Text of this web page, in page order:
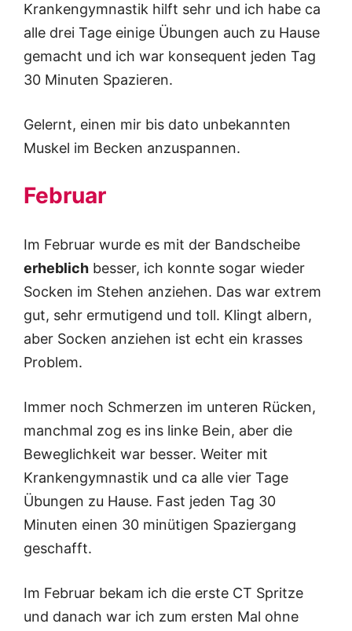
Krankengymnastik hilft sehr und ich habe ca
alle drei Tage einige Übungen auch zu Hause
gemacht und ich war konsequent jeden Tag
30 Minuten Spazieren.
Gelernt, einen mir bis dato unbekannten
Muskel im Becken anzuspannen.
Februar
Im Februar wurde es mit der Bandscheibe
erheblich besser, ich konnte sogar wieder
Socken im Stehen anziehen. Das war extrem
gut, sehr ermutigend und toll. Klingt albern,
aber Socken anziehen ist echt ein krasses
Problem.
Immer noch Schmerzen im unteren Rücken,
manchmal zog es ins linke Bein, aber die
Beweglichkeit war besser. Weiter mit
Krankengymnastik und ca alle vier Tage
Übungen zu Hause. Fast jeden Tag 30
Minuten einen 30 minütigen Spaziergang
geschafft.
Im Februar bekam ich die erste CT Spritze
und danach war ich zum ersten Mal ohne